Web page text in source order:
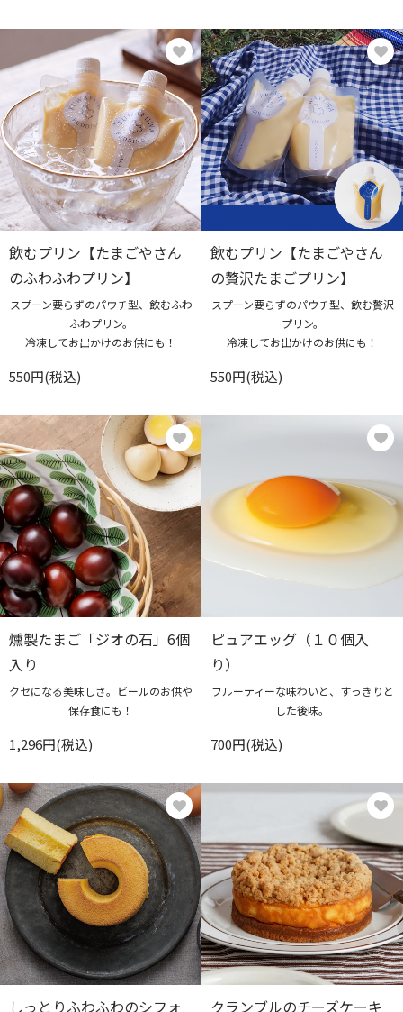
飲むプリン【たまごやさん
のふわふわプリン】
スプーン要らずのパウチ型、飲むふわ
ふわプリン。
冷凍してお出かけのお供にも！
550円(税込)
飲むプリン【たまごやさん
の贅沢たまごプリン】
スプーン要らずのパウチ型、飲む贅沢
プリン。
冷凍してお出かけのお供にも！
550円(税込)
燻製たまご「ジオの石」6個
入り
クセになる美味しさ。ビールのお供や
保存食にも！
1,296円(税込)
ピュアエッグ（１０個入
り）
フルーティーな味わいと、すっきりと
した後味。
700円(税込)
しっとりふわふわのシフォ クランブルのチーズケーキ